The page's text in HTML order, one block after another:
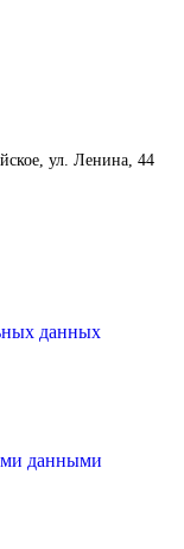
ул. Ленина, 44
данных
данными